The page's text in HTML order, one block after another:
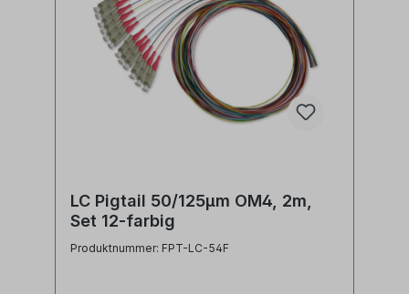
LC Pigtail 50/125µm OM4, 2m,
Set 12-farbig
Produktnummer: FPT-LC-54F